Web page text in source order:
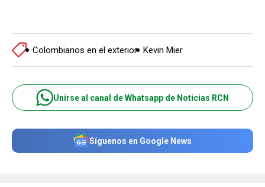
Colombianos en el exterior Kevin Mier
Unirse al canal de Whatsapp de Noticias RCN
Síguenos en Google News